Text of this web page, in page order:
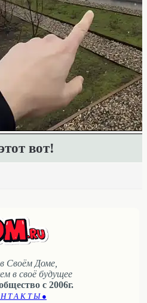
вот!
Своём Доме,
в своё будущее
с 2006г.
Т А К Т Ы ●